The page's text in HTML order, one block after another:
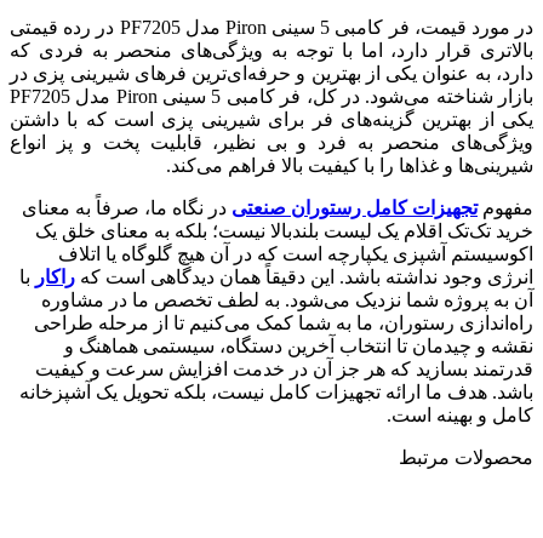
در مورد قیمت، فر کامبی 5 سینی Piron مدل PF7205 در رده قیمتی
بالاتری قرار دارد، اما با توجه به ویژگی‌های منحصر به فردی که
دارد، به عنوان یکی از بهترین و حرفه‌ای‌ترین فرهای شیرینی پزی در
بازار شناخته می‌شود. در کل، فر کامبی 5 سینی Piron مدل PF7205
یکی از بهترین گزینه‌های فر برای شیرینی پزی است که با داشتن
ویژگی‌های منحصر به فرد و بی نظیر، قابلیت پخت و پز انواع
شیرینی‌ها و غذاها را با کیفیت بالا فراهم می‌کند.
مفهوم تجهیزات کامل رستوران صنعتی در نگاه ما، صرفاً به معنای
خرید تک‌تک اقلام یک لیست بلندبالا نیست؛ بلکه به معنای خلق یک
اکوسیستم آشپزی یکپارچه است که در آن هیچ گلوگاه یا اتلاف
انرژی وجود نداشته باشد. این دقیقاً همان دیدگاهی است که راکار با
آن به پروژه شما نزدیک می‌شود. به لطف تخصص ما در مشاوره
راه‌اندازی رستوران، ما به شما کمک می‌کنیم تا از مرحله طراحی
نقشه و چیدمان تا انتخاب آخرین دستگاه، سیستمی هماهنگ و
قدرتمند بسازید که هر جز آن در خدمت افزایش سرعت و کیفیت
باشد. هدف ما ارائه تجهیزات کامل نیست، بلکه تحویل یک آشپزخانه
کامل و بهینه است.
محصولات مرتبط